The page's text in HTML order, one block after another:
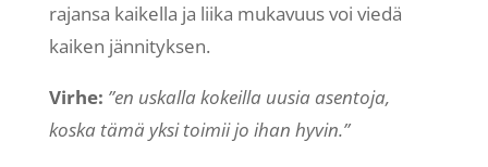
rajansa kaikella ja liika mukavuus voi viedä
kaiken jännityksen.
Virhe: ”en uskalla kokeilla uusia asentoja,
koska tämä yksi toimii jo ihan hyvin.”